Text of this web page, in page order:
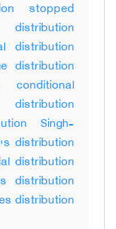
stopped
distribution
distribution
conditional
Singh-
distribution
distribution
distribution
distribution